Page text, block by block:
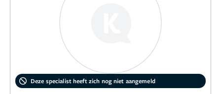
Deze specialist heeft zich nog niet aangemeld